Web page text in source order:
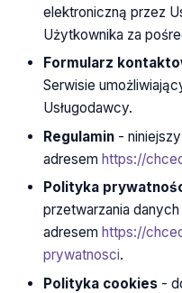
elektroniczną przez
Użytkownika za
Formularz
Serwisie
Usługodawcy.
Regulamin -
adresem https://
Polityka
przetwarzania
adresem https://
prywatnosci.
Polityka cookies -